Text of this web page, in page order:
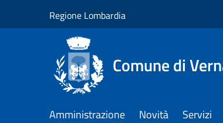
Regione Lombardia
Comune di
Amministrazione Novità Servizi